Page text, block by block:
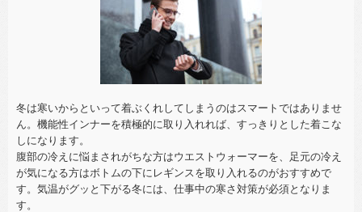
冬は寒いからといって着ぶくれしてしまうのはスマートではありませ
ん。機能性インナーを積極的に取り入れれば、すっきりとした着こな
しになります。
腹部の冷えに悩まされがちな方はウエストウォーマーを、足元の冷え
が気になる方はボトムの下にレギンスを取り入れるのがおすすめで
す。気温がグッと下がる冬には、仕事中の寒さ対策が必須となりま
す。